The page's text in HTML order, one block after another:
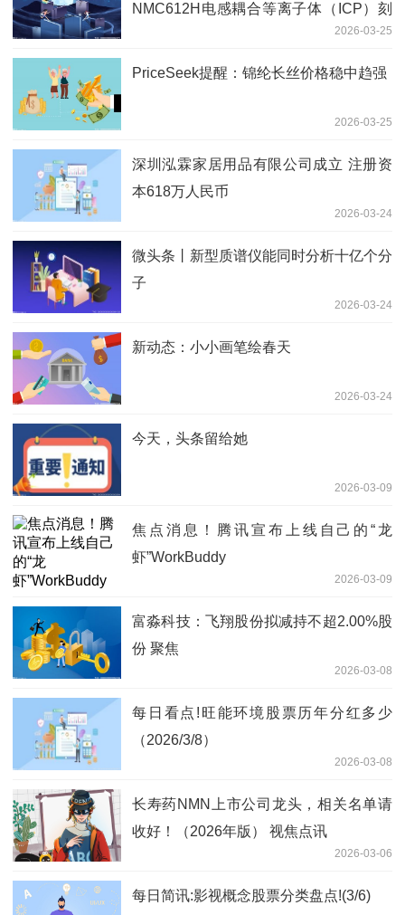
NMC612H电感耦合等离子体（ICP）刻
2026-03-25
PriceSeek提醒：锦纶长丝价格稳中趋强
2026-03-25
深圳泓霖家居用品有限公司成立 注册资
本618万人民币
2026-03-24
微头条丨新型质谱仪能同时分析十亿个分
子
2026-03-24
新动态：小小画笔绘春天
2026-03-24
今天，头条留给她
2026-03-09
焦点消息！腾讯宣布上线自己的“龙
虾”WorkBuddy
2026-03-09
富淼科技：飞翔股份拟减持不超2.00%股
份 聚焦
2026-03-08
每日看点!旺能环境股票历年分红多少
（2026/3/8）
2026-03-08
长寿药NMN上市公司龙头，相关名单请
收好！（2026年版） 视焦点讯
2026-03-06
每日简讯:影视概念股票分类盘点!(3/6)